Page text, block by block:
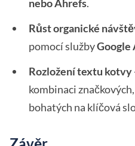
nebo Ahrefs.
Růst organické
pomocí službyGoogle
Rozložení textu kotvy
kombinaci
bohatých na klíčová